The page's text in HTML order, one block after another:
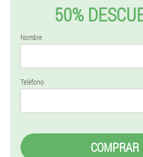
50%
Nombre
Teléfono
COMPRAR